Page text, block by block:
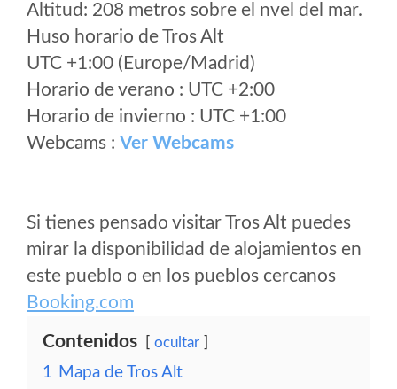
Altitud: 208 metros sobre el nvel del mar.
Huso horario de Tros Alt
UTC +1:00 (Europe/Madrid)
Horario de verano : UTC +2:00
Horario de invierno : UTC +1:00
Webcams : Ver Webcams
Si tienes pensado visitar Tros Alt puedes
mirar la disponibilidad de alojamientos en
este pueblo o en los pueblos cercanos
Booking.com
Contenidos ocultar
1 Mapa de Tros Alt